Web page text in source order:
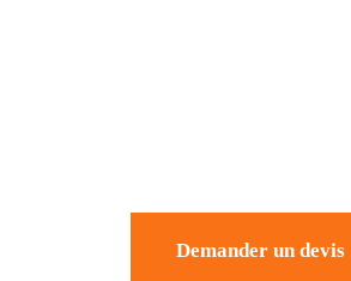
Demander un devis